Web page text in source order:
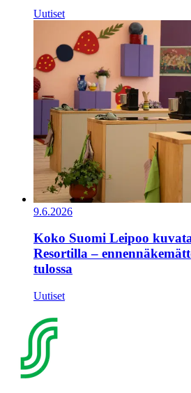
Uutiset
9.6.2026
Koko Suomi Leipoo
Resortilla –
tulossa
Uutiset